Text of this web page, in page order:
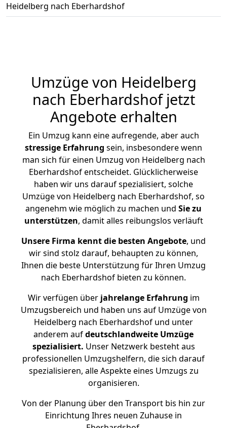
Heidelberg nach Eberhardshof
Umzüge von Heidelberg
nach Eberhardshof jetzt
Angebote erhalten
Ein Umzug kann eine aufregende, aber auch
stressige Erfahrung sein, insbesondere wenn
man sich für einen Umzug von Heidelberg nach
Eberhardshof entscheidet. Glücklicherweise
haben wir uns darauf spezialisiert, solche
Umzüge von Heidelberg nach Eberhardshof, so
angenehm wie möglich zu machen und Sie zu
unterstützen, damit alles reibungslos verläuft
Unsere Firma kennt die besten Angebote, und
wir sind stolz darauf, behaupten zu können,
Ihnen die beste Unterstützung für Ihren Umzug
nach Eberhardshof bieten zu können.
Wir verfügen überjahrelange Erfahrung im
Umzugsbereich und haben uns auf Umzüge von
Heidelberg nach Eberhardshof und unter
anderem aufdeutschlandweite Umzüge
spezialisiert. Unser Netzwerk besteht aus
professionellen Umzugshelfern, die sich darauf
spezialisieren, alle Aspekte eines Umzugs zu
organisieren.
Von der Planung über den Transport bis hin zur
Einrichtung Ihres neuen Zuhause in